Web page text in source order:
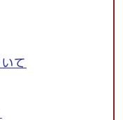
て